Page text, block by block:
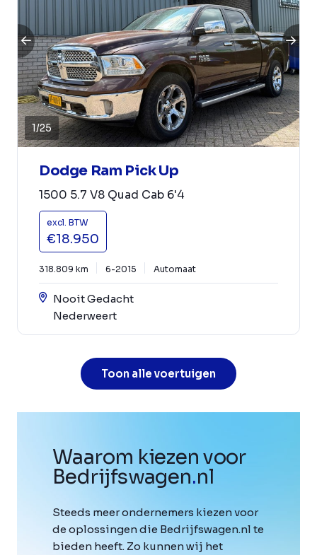
1/25
Dodge Ram Pick Up
1500 5.7 V8 Quad Cab 6'4
excl. BTW
€18.950
318.809 km 6-2015 Automaat
Nooit Gedacht
Nederweert
Toon alle voertuigen
Waarom kiezen voor
Bedrijfswagen.nl
Steeds meer ondernemers kiezen voor
de oplossingen die Bedrijfswagen.nl te
bieden heeft. Zo kunnen wij het